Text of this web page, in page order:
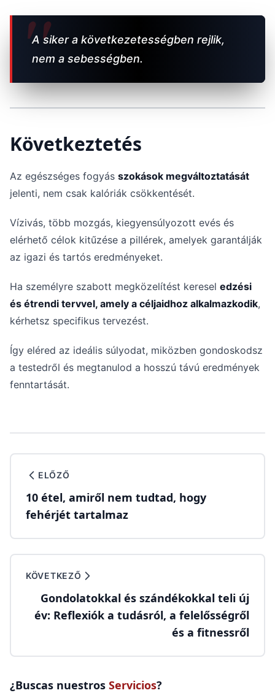
A siker a következetességben rejlik,
nem a sebességben.
Következtetés
Az egészséges fogyás szokások megváltoztatását
jelenti, nem csak kalóriák csökkentését.
Vízivás, több mozgás, kiegyensúlyozott evés és
elérhető célok kitűzése a pillérek, amelyek garantálják
az igazi és tartós eredményeket.
Ha személyre szabott megközelítést keresel edzési
és étrendi tervvel, amely a céljaidhoz alkalmazkodik,
kérhetsz specifikus tervezést.
Így eléred az ideális súlyodat, miközben gondoskodsz
a testedről és megtanulod a hosszú távú eredmények
fenntartását.
ELŐZŐ
10 étel, amiről nem tudtad, hogy
fehérjét tartalmaz
KÖVETKEZŐ
Gondolatokkal és szándékokkal teli új
év: Reflexiók a tudásról, a felelősségről
és a fitnessről
¿Buscas nuestros Servicios?